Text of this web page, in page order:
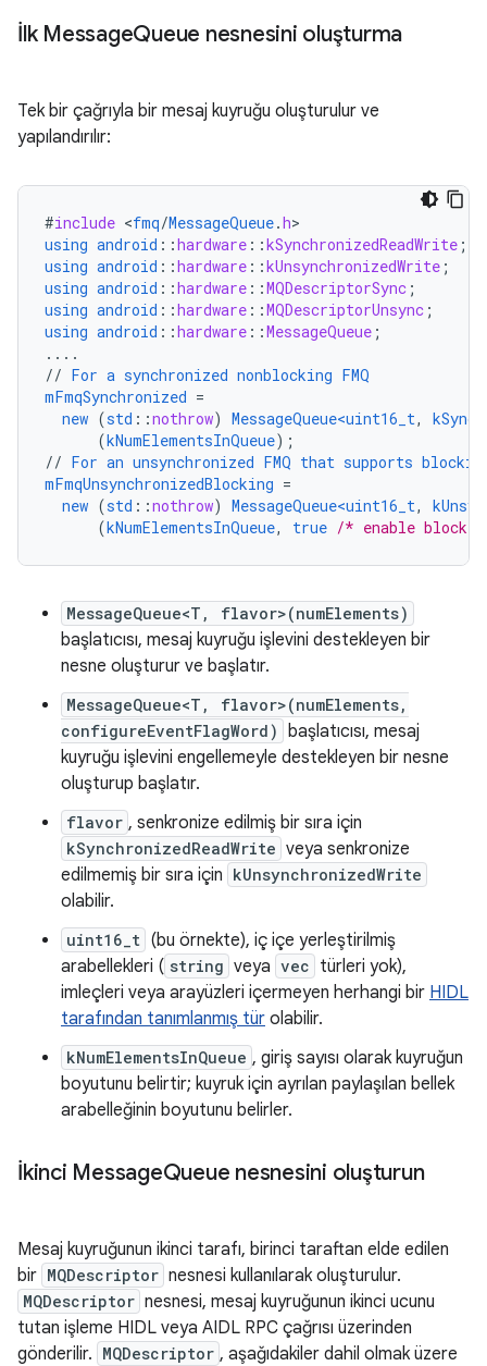
İlk MessageQueue nesnesini oluşturma
Tek bir çağrıyla bir mesaj kuyruğu oluşturulur ve
yapılandırılır:
#include <fmq/MessageQueue.h
using android ::hardware ::kSynchronizedReadWrite ;
using android ::hardware ::kUnsynchronizedWrite ;
using android ::hardware ::MQDescriptorSync ;
using android ::hardware ::MQDescriptorUnsync ;
using android ::hardware ::MessageQueue ;
....
// For a synchronized nonblocking FMQ
mFmqSynchronized =
new (std ::nothrow) MessageQueue<uint16_t,
(kNumElementsInQueue);
// For an unsynchronized FMQ that supports
mFmqUnsynchronizedBlocking =
new (std ::nothrow) MessageQueue<uint16_t,
(kNumElementsInQueue, true /* enable
MessageQueue<T, flavor>(numElements)
başlatıcısı, mesaj kuyruğu işlevini destekleyen bir
nesne oluşturur ve başlatır.
MessageQueue<T, flavor>(numElements,
configureEventFlagWord) başlatıcısı, mesaj
kuyruğu işlevini engellemeyle destekleyen bir nesne
oluşturup başlatır.
flavor , senkronize edilmiş bir sıra için
kSynchronizedReadWrite veya senkronize
edilmemiş bir sıra için kUnsynchronizedWrite
olabilir.
uint16_t (bu örnekte), iç içe yerleştirilmiş
arabellekleri ( string veya vec türleri yok),
imleçleri veya arayüzleri içermeyen herhangi bir HIDL
tarafından tanımlanmış tür olabilir.
kNumElementsInQueue , giriş sayısı olarak kuyruğun
boyutunu belirtir; kuyruk için ayrılan paylaşılan bellek
arabelleğinin boyutunu belirler.
İkinci MessageQueue nesnesini oluşturun
Mesaj kuyruğunun ikinci tarafı, birinci taraftan elde edilen
bir MQDescriptor nesnesi kullanılarak oluşturulur.
MQDescriptor nesnesi, mesaj kuyruğunun ikinci ucunu
tutan işleme HIDL veya AIDL RPC çağrısı üzerinden
gönderilir. MQDescriptor , aşağıdakiler dahil olmak üzere